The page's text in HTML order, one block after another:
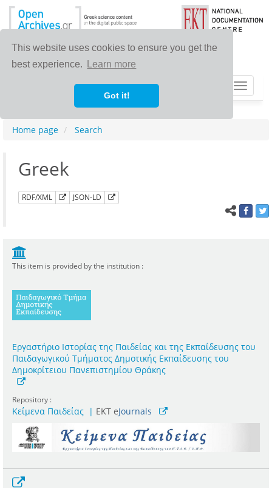
This website uses cookies to ensure you get the
best experience.
Learn more
Got it!
Toggle
Home page Search
Greek
RDF/XML JSON-LD
This item is provided by the institution :
Εργαστήριο Ιστορίας της Παιδείας και της Εκπαίδευσης του
Παιδαγωγικού Τμήματος Δημοτικής Εκπαίδευσης του
Δημοκρίτειου Πανεπιστημίου Θράκης
Repository :
Κείμενα Παιδείας | ΕΚΤ eJournals